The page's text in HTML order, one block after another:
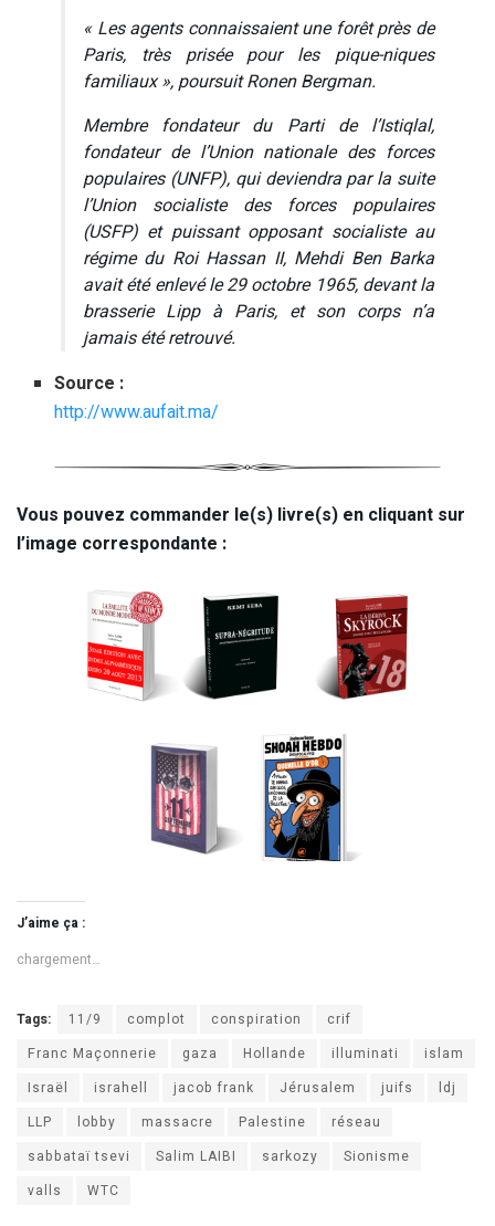
« Les agents connaissaient une forêt près de
Paris, très prisée pour les pique-niques
familiaux », poursuit Ronen Bergman.
Membre fondateur du Parti de l’Istiqlal,
fondateur de l’Union nationale des forces
populaires (UNFP), qui deviendra par la suite
l’Union socialiste des forces populaires
(USFP) et puissant opposant socialiste au
régime du Roi Hassan II, Mehdi Ben Barka
avait été enlevé le 29 octobre 1965, devant la
brasserie Lipp à Paris, et son corps n’a
jamais été retrouvé.
Source :
http://www.aufait.ma/
Vous pouvez commander le(s) livre(s) en cliquant sur
l’image correspondante :
J’aime ça :
chargement…
Tags: 11/9 complot conspiration
crif
Franc Maçonnerie
gaza Hollande illuminati
islam
Israël
israhell jacob frank Jérusalem juifs
ldj
LLP
lobby massacre Palestine
réseau
sabbataï tsevi
Salim LAIBI sarkozy
Sionisme
valls
WTC